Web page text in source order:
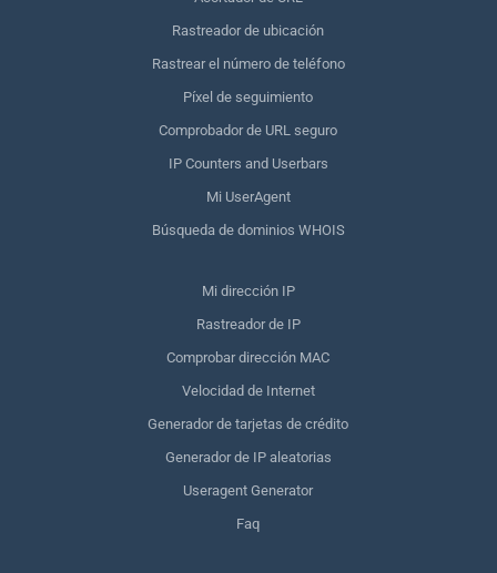
Rastreador de ubicación
Rastrear el número de teléfono
Píxel de seguimiento
Comprobador de URL seguro
IP Counters and Userbars
Mi UserAgent
Búsqueda de dominios WHOIS
Mi dirección IP
Rastreador de IP
Comprobar dirección MAC
Velocidad de Internet
Generador de tarjetas de crédito
Generador de IP aleatorias
Useragent Generator
Faq